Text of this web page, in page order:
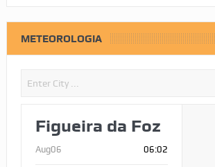
METEOROLOGIA
Figueira da Foz
Aug06 06:02